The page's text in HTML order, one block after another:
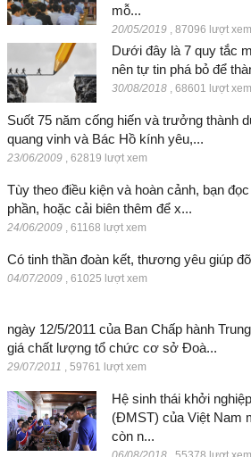
mỗ...
20/05/2019 87096 lượt xem
Dưới đây là 7 quy tắc
nên tự tin phá bỏ để
30/08/2018 68601 lượt xem
Suốt 75 năm cống hiến và trưởng thành
quang vinh và Bác Hồ kính yêu,...
23/06/2009 62819 lượt xem
Tùy theo điều kiện và hoàn cảnh, bạn
phần, hoặc cải biên thêm để x...
24/06/2009 61168 lượt xem
Có tinh thần đoàn kết, thương yêu giúp
04/07/2009 61025 lượt xem
ngày 12/5/2011 của Ban Chấp hành
giá chất lượng tổ chức cơ sở Đoà...
29/07/2011 59761 lượt xem
Hệ sinh thái khởi
(ĐMST) của Việt Nam
còn n...